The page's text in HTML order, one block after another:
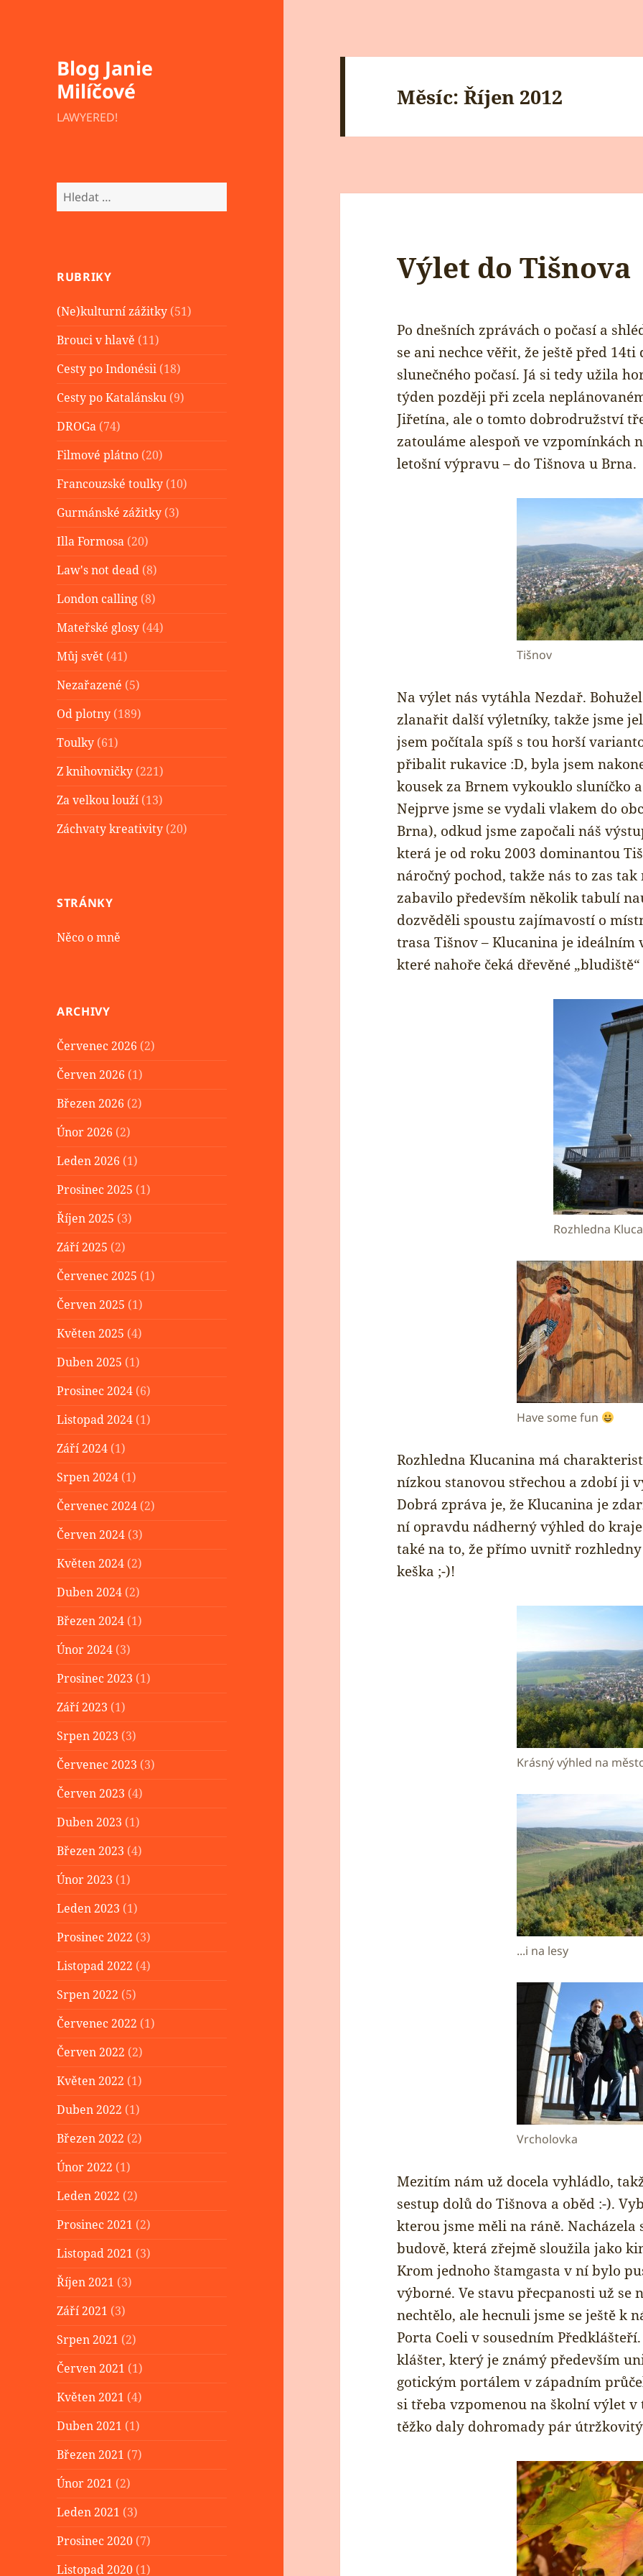
Blog Janie
Milíčové
LAWYERED!
Vyhledávání
RUBRIKY
(Ne)kulturní zážitky (51)
Brouci v hlavě (11)
Cesty po Indonésii (18)
Cesty po Katalánsku (9)
DROGa (74)
Filmové plátno (20)
Francouzské toulky (10)
Gurmánské zážitky (3)
Illa Formosa (20)
Law's not dead (8)
London calling (8)
Mateřské glosy (44)
Můj svět (41)
Nezařazené (5)
Od plotny (189)
Toulky (61)
Z knihovničky (221)
Za velkou louží (13)
Záchvaty kreativity (20)
STRÁNKY
Něco o mně
ARCHIVY
Červenec 2026 (2)
Červen 2026 (1)
Březen 2026 (2)
Únor 2026 (2)
Leden 2026 (1)
Prosinec 2025 (1)
Říjen 2025 (3)
Září 2025 (2)
Červenec 2025 (1)
Červen 2025 (1)
Květen 2025 (4)
Duben 2025 (1)
Prosinec 2024 (6)
Listopad 2024 (1)
Září 2024 (1)
Srpen 2024 (1)
Červenec 2024 (2)
Červen 2024 (3)
Květen 2024 (2)
Duben 2024 (2)
Březen 2024 (1)
Únor 2024 (3)
Prosinec 2023 (1)
Září 2023 (1)
Srpen 2023 (3)
Červenec 2023 (3)
Červen 2023 (4)
Duben 2023 (1)
Březen 2023 (4)
Únor 2023 (1)
Leden 2023 (1)
Prosinec 2022 (3)
Listopad 2022 (4)
Srpen 2022 (5)
Červenec 2022 (1)
Červen 2022 (2)
Květen 2022 (1)
Duben 2022 (1)
Březen 2022 (2)
Únor 2022 (1)
Leden 2022 (2)
Prosinec 2021 (2)
Listopad 2021 (3)
Říjen 2021 (3)
Září 2021 (3)
Srpen 2021 (2)
Červen 2021 (1)
Květen 2021 (4)
Duben 2021 (1)
Březen 2021 (7)
Únor 2021 (2)
Leden 2021 (3)
Prosinec 2020 (7)
Listopad 2020 (1)
Měsíc:Říjen 2012
Výlet do Tišnova
Po dnešních zprávách o počasí a
se ani nechce věřit, že ještě před
slunečného počasí. Já si tedy užila
týden později při zcela
Jiřetína, ale o tomto dobrodružství
zatouláme alespoň ve vzpomínkách
letošní výpravu – do Tišnova u Brna.
Tišnov
Na výlet nás vytáhla Nezdař.
zlanařit další výletníky, takže jsme
jsem počítala spíš s tou horší
přibalit rukavice :D, byla jsem
kousek za Brnem vykouklo sluníčko
Nejprve jsme se vydali vlakem do
Brna), odkud jsme započali náš
která je od roku 2003 dominantou
náročný pochod, takže nás to zas tak
zabavilo především několik tabulí
dozvěděli spoustu zajímavostí o
trasa Tišnov – Klucanina je
které nahoře čeká dřevěné
Rozhledna
Have some fun
Rozhledna Klucanina má
nízkou stanovou střechou a zdobí ji
Dobrá zpráva je, že Klucanina je
ní opravdu nádherný výhled do
také na to, že přímo uvnitř
keška ;-)!
Krásný výhled na
...i na lesy
Vrcholovka
Mezitím nám už docela vyhládlo,
sestup dolů do Tišnova a oběd :-).
kterou jsme měli na ráně. Nacházela
budově, která zřejmě sloužila jako
Krom jednoho štamgasta v ní bylo
výborné. Ve stavu přecpanosti už se
nechtělo, ale hecnuli jsme se ještě k
Porta Coeli v sousedním
klášter, který je známý především
gotickým portálem v západním
si třeba vzpomenou na školní výlet
těžko daly dohromady pár